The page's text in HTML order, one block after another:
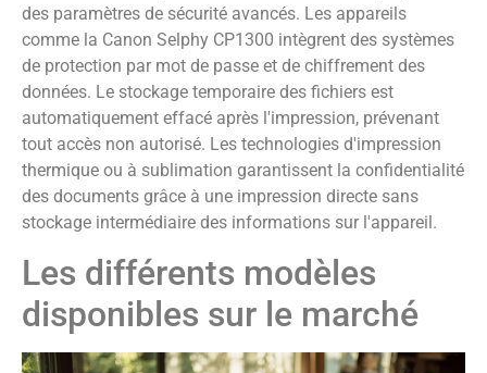
des paramètres de sécurité avancés. Les appareils
comme la Canon Selphy CP1300 intègrent des systèmes
de protection par mot de passe et de chiffrement des
données. Le stockage temporaire des fichiers est
automatiquement effacé après l'impression, prévenant
tout accès non autorisé. Les technologies d'impression
thermique ou à sublimation garantissent la confidentialité
des documents grâce à une impression directe sans
stockage intermédiaire des informations sur l'appareil.
Les différents modèles
disponibles sur le marché